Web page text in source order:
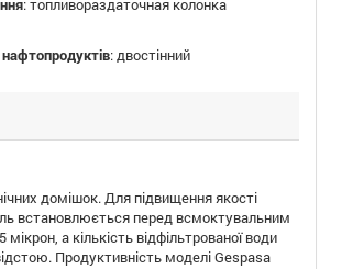
:топливораздаточная колонка
:двостінний
домішок. Для підвищення якості
встановлюється перед всмоктувальним
а кількість відфільтрованої води
Продуктивність моделі Gespasa